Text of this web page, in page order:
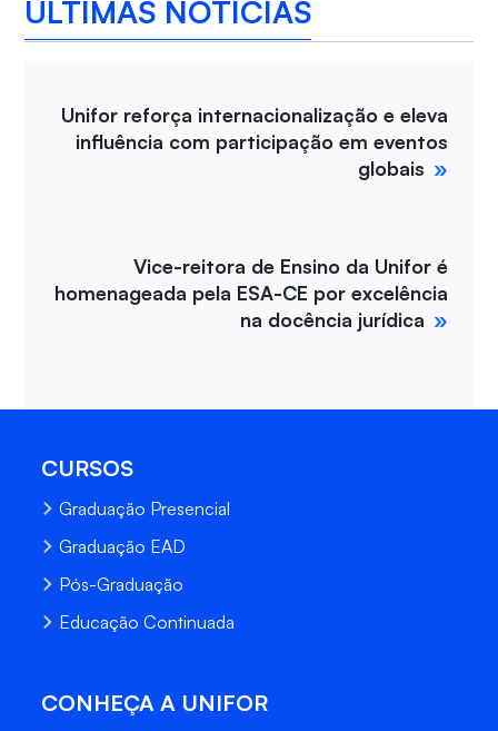
ÚLTIMAS NOTÍCIAS
Unifor reforça internacionalização e eleva
influência com participação em eventos
globais
Vice-reitora de Ensino da Unifor é
homenageada pela ESA-CE por excelência
na docência jurídica
CURSOS
Graduação Presencial
Graduação EAD
Pós-Graduação
Educação Continuada
CONHEÇA A UNIFOR